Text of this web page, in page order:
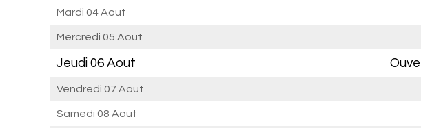
Mardi 04 Aout
Mercredi 05 Aout
Jeudi 06 Aout
Vendredi 07 Aout
Samedi 08 Aout